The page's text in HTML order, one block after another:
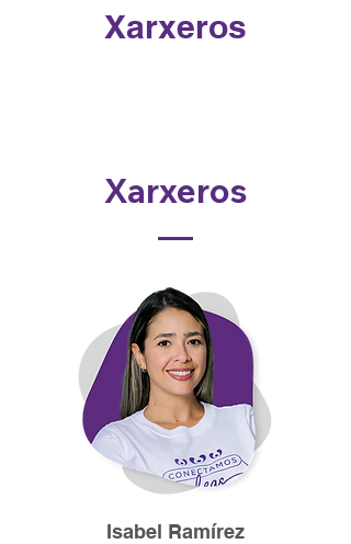
Xarxeros
Xarxeros
Isabel Ramírez